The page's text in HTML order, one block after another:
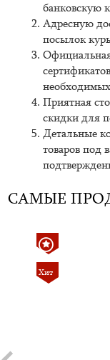
банковскую
Адресную
посылок
Приятная
скидки для
Детальные
товаров под
САМЫЕ
Хит